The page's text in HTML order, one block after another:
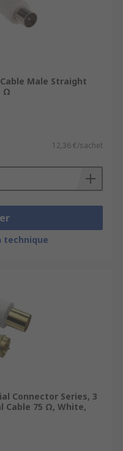
Cable Male Straight
Ω
12,36 €/sachet
technique
Connector Series, 3
Cable 75 Ω, White,